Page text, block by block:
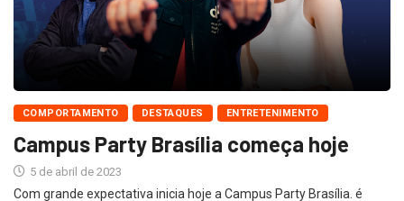
COMPORTAMENTO DESTAQUES ENTRETENIMENTO
Campus Party Brasília começa hoje
5 de abril de 2023
Com grande expectativa inicia hoje a Campus Party Brasília. é